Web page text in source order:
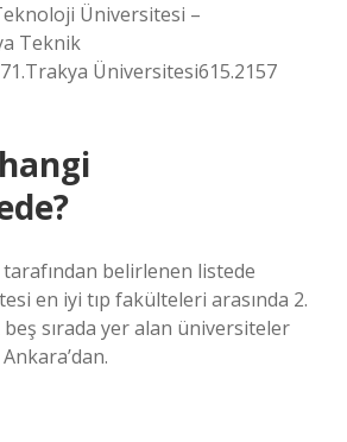
Üniversitesi –
Teknik
Üniversitesi615.2157
tarafından belirlenen listede
en iyi tıp fakülteleri arasında 2.
beş sırada yer alan üniversiteler